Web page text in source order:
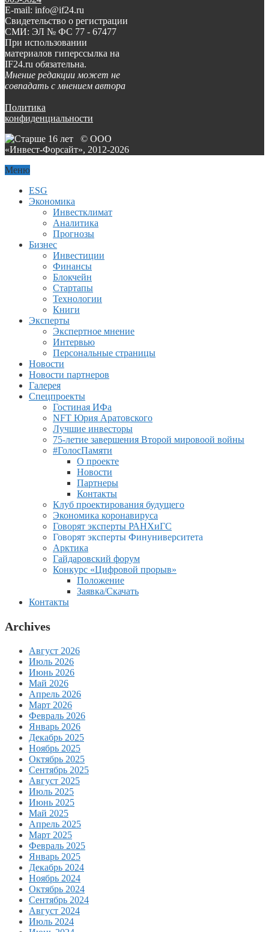
E-mail: info@if24.ru
Свидетельство о регистрации
СМИ: ЭЛ № ФС 77 - 67477
При использовании
материалов гиперссылка на
IF24.ru обязательна.
Мнение редакции может не
совпадать с мнением автора
Политика
конфиденциальности
© ООО
«Инвест-Форсайт», 2012-2026
Меню
ESG
Экономика
Инвестклимат
Аналитика
Прогнозы
Бизнес
Инвестиции
Финансы
Блокчейн
Стартапы
Технологии
Книги
Эксперты
Экспертное мнение
Интервью
Персональные страницы
Новости
Новости партнеров
Галерея
Спецпроекты
Гостиная ИФа
NFT Юрия Аратовского
Лучшие инвесторы
75-летие завершения Второй мировоой войны
#ГолосПамяти
О проекте
Новости
Партнеры
Контакты
Клуб проектирования будущего
Экономика коронавируса
Говорят эксперты РАНХиГС
Говорят эксперты Финуниверситета
Арктика
Гайдаровский форум
Конкурс «Цифровой прорыв»
Положение
Заявка/Скачать
Контакты
Archives
Август 2026
Июль 2026
Июнь 2026
Май 2026
Апрель 2026
Март 2026
Февраль 2026
Январь 2026
Декабрь 2025
Ноябрь 2025
Октябрь 2025
Сентябрь 2025
Август 2025
Июль 2025
Июнь 2025
Май 2025
Апрель 2025
Март 2025
Февраль 2025
Январь 2025
Декабрь 2024
Ноябрь 2024
Октябрь 2024
Сентябрь 2024
Август 2024
Июль 2024